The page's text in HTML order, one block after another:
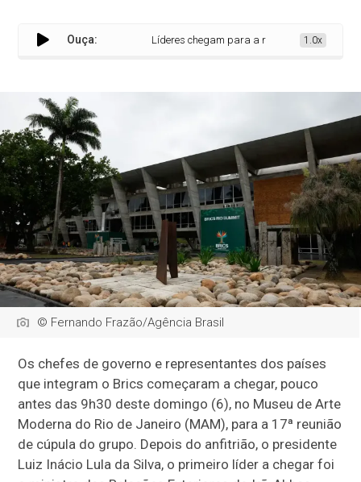
Ouça: Líderes chegam para a reunião de Cúpula do
1.0x
© Fernando Frazão/Agência Brasil
Os chefes de governo e representantes dos países
que integram o Brics começaram a chegar, pouco
antes das 9h30 deste domingo (6), no Museu de Arte
Moderna do Rio de Janeiro (MAM), para a 17ª reunião
de cúpula do grupo. Depois do anfitrião, o presidente
Luiz Inácio Lula da Silva, o primeiro líder a chegar foi